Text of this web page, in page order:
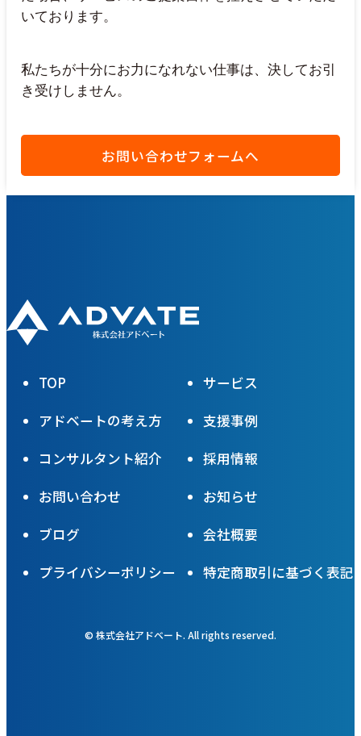
いております。
私たちが十分にお力になれない仕事は、決してお引
き受けしません。
お問い合わせフォームへ
TOP
サービス
アドベートの考え方
支援事例
コンサルタント紹介
採用情報
お問い合わせ
お知らせ
ブログ
会社概要
プライバシーポリシー
特定商取引に基づく表記
© 株式会社アドベート. All rights reserved.